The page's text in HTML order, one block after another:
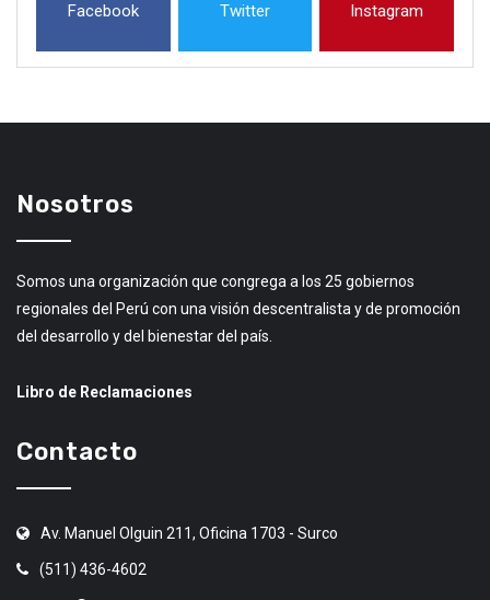
Facebook Twitter Instagram
Nosotros
Somos una organización que congrega a los 25 gobiernos
regionales del Perú con una visión descentralista y de promoción
del desarrollo y del bienestar del país.
Libro de Reclamaciones
Contacto
Av. Manuel Olguin 211, Oficina 1703 - Surco
(511) 436-4602